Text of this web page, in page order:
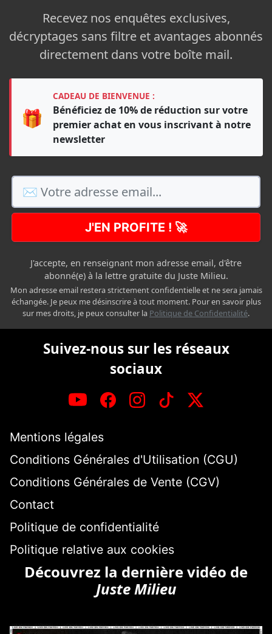
Recevez nos enquêtes exclusives,
décryptages sans filtre et avantages abonnés
directement dans votre boîte mail.
🎁
CADEAU DE BIENVENUE :
Bénéficiez de 10% de réduction sur votre
premier achat en vous inscrivant à notre
newsletter
J'EN PROFITE ! 🚀
J'accepte, en renseignant mon adresse email, d'être
abonné(e) à la lettre gratuite du Juste Milieu.
Mon adresse email restera strictement confidentielle et ne sera jamais
échangée. Je peux me désinscrire à tout moment. Pour en savoir plus
sur mes droits, je peux consulter la Politique de Confidentialité.
Suivez-nous sur les réseaux
sociaux
Mentions légales
Conditions Générales d'Utilisation (CGU)
Conditions Générales de Vente (CGV)
Contact
Politique de confidentialité
Politique relative aux cookies
Découvrez la dernière vidéo de
Juste Milieu